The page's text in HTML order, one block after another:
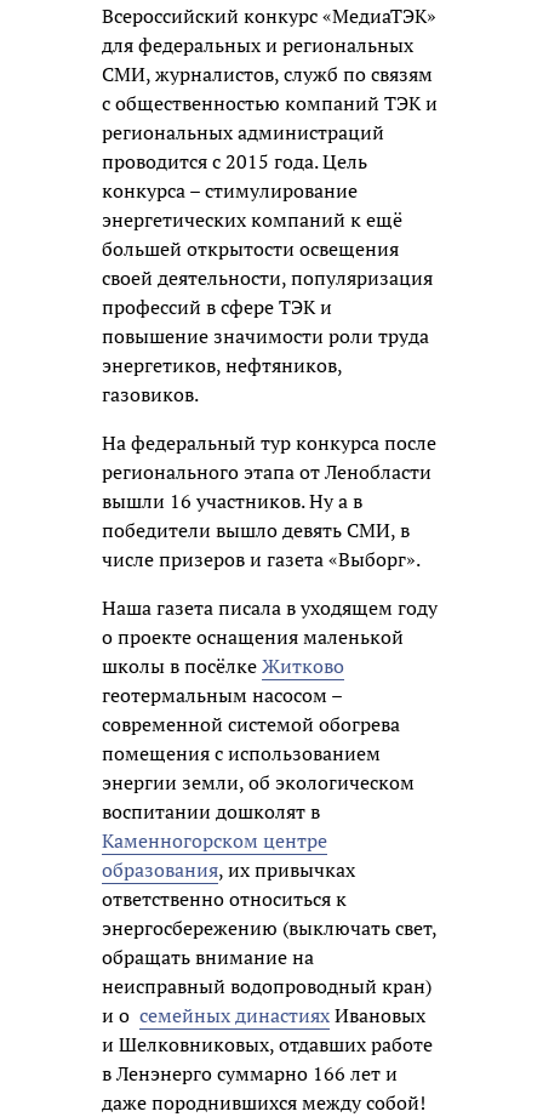
Всероссийский конкурс «МедиаТЭК»
для федеральных и региональных
СМИ, журналистов, служб по связям
с общественностью компаний ТЭК и
региональных администраций
проводится с 2015 года. Цель
конкурса – стимулирование
энергетических компаний к ещё
большей открытости освещения
своей деятельности, популяризация
профессий в сфере ТЭК и
повышение значимости роли труда
энергетиков, нефтяников,
газовиков.
На федеральный тур конкурса после
регионального этапа от Ленобласти
вышли 16 участников. Ну а в
победители вышло девять СМИ, в
числе призеров и газета «Выборг».
Наша газета писала в уходящем году
о проекте оснащения маленькой
школы в посёлкеЖитково
геотермальным насосом –
современной системой обогрева
помещения с использованием
энергии земли, об экологическом
воспитании дошколят в
Каменногорском центре
образования, их привычках
ответственно относиться к
энергосбережению (выключать свет,
обращать внимание на
неисправный водопроводный кран)
и о семейных династияхИвановых
и Шелковниковых, отдавших работе
в Ленэнерго суммарно 166 лет и
даже породнившихся между собой!